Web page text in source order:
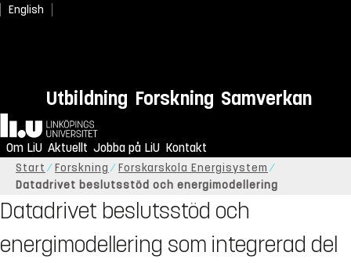
English
Utbildning Forskning Samverkan
Hem
Om LiU Aktuellt Jobba på LiU Kontakt
Start Forskning
Forskarskola Energisystem
Datadrivet beslutsstöd och energimodellering
Datadrivet beslutsstöd och
energimodellering som integrerad del